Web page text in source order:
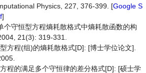
Physics, 227, 376-399. [Google S
]
个守恒型方程熵耗散格式中熵耗散函数的构
21(3): 319-331.
方程(组)的熵耗散格式[D]: [博士学位论文].
程的满足多个守恒律的差分格式[D]: [硕士学